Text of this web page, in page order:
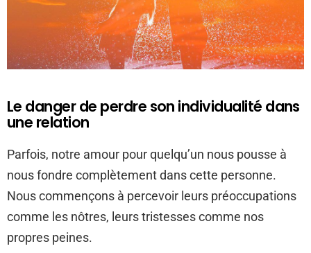
Le danger de perdre son individualité dans
une relation
Parfois, notre amour pour quelqu’un nous pousse à
nous fondre complètement dans cette personne.
Nous commençons à percevoir leurs préoccupations
comme les nôtres, leurs tristesses comme nos
propres peines.